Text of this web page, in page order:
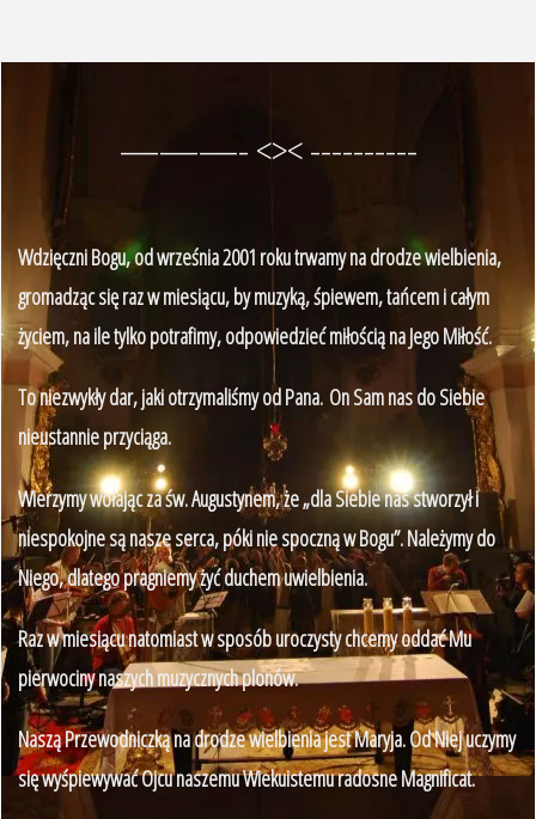
———- <>< ----------
Wdzięczni Bogu, od września 2001 roku trwamy na drodze wielbienia,
gromadząc się raz w miesiącu, by muzyką, śpiewem, tańcem i całym
życiem, na ile tylko potrafimy, odpowiedzieć miłością na Jego Miłość.
To niezwykły dar, jaki otrzymaliśmy od Pana. On Sam nas do Siebie
nieustannie przyciąga.
Wierzymy wołając za św. Augustynem, że „dla Siebie nas stworzył i
niespokojne są nasze serca, póki nie spoczną w Bogu”. Należymy do
Niego, dlatego pragniemy żyć duchem uwielbienia.
Raz w miesiącu natomiast w sposób uroczysty chcemy oddać Mu
pierwociny naszych muzycznych plonów.
Naszą Przewodniczką na drodze wielbienia jest Maryja. Od Niej uczymy
się wyśpiewywać Ojcu naszemu Wiekuistemu radosne Magnificat.